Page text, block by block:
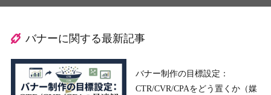
バナーに関する最新記事
バナー制作の目標設定：
CTR/CVR/CPAをどう置くか（媒